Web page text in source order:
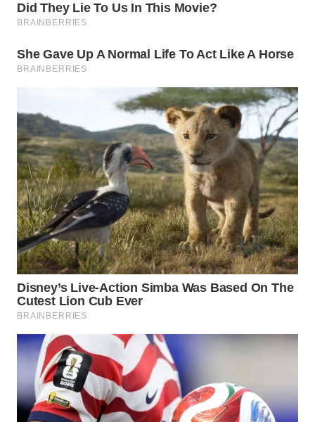
WN
MANDALIKA
WN
WN
LABUANBAJO
WN
BORNEO
Wahana
Media
Group
WAHANA
NEWS
TANI
WAHANA
ADVOKAT